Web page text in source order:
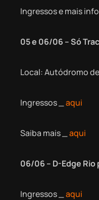
Ingressos e mais
05 e 06/06 – Só
Local: Autódromo
Ingressos _ aqui
Saiba mais _ aqui
06/06 – D-Edge Rio
Ingressos _ aqui